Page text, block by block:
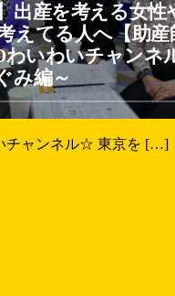
出産を考える女性
えてる人へ【助産
わいわいチャンネ
み編～
チャンネル☆ 東京を […]